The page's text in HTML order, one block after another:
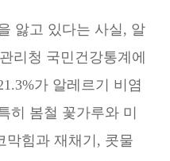
앓고 있다는 사실, 알
리청 국민건강통계에
가 알레르기 비염
히 봄철 꽃가루와 미
막힘과 재채기, 콧물